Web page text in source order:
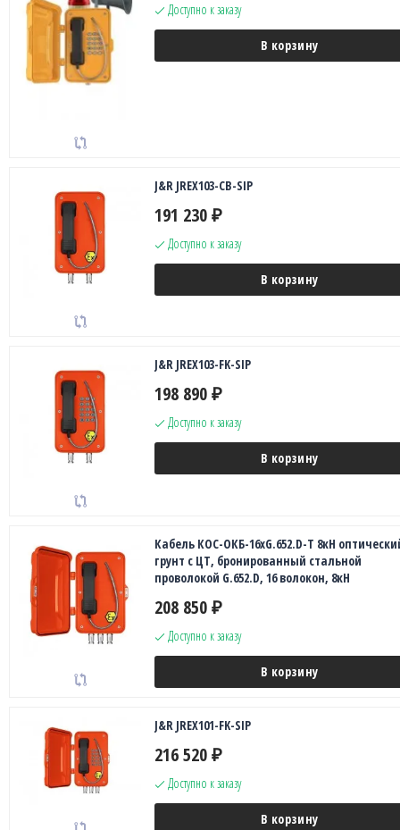
Доступно к заказу
В корзину
J&R JREX103-CB-SIP
191 230 ₽
Доступно к заказу
В корзину
J&R JREX103-FK-SIP
198 890 ₽
Доступно к заказу
В корзину
Кабель КОС-ОКБ-16хG.652.D-Т 8кН
грунт с ЦТ, бронированный стальной
проволокой G.652.D, 16 волокон, 8кН
208 850 ₽
Доступно к заказу
В корзину
J&R JREX101-FK-SIP
216 520 ₽
Доступно к заказу
В корзину